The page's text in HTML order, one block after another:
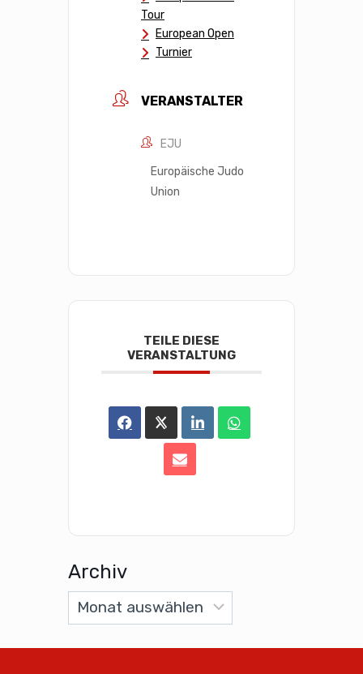
Tour
European Open
Turnier
VERANSTALTER
EJU
Europäische Judo
Union
TEILE DIESE
VERANSTALTUNG
Archiv